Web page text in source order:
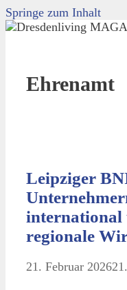
Springe zum Inhalt
Ehrenamt
Leipziger
international
regionale
21. Februar 2026